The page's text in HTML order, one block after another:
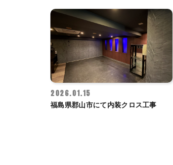
2026.01.15
福島県郡山市にて内装クロス工事